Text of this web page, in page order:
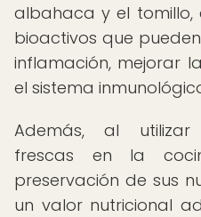
albahaca y el tomillo,
bioactivos que
inflamación, mejorar
el sistema
Además, al utilizar
frescas en la
preservación de sus
un valor nutricional